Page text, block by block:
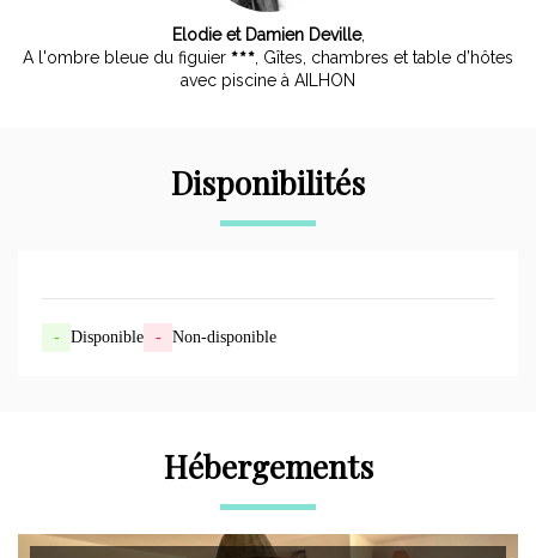
Elodie et Damien Deville,
A l'ombre bleue du figuier
, Gîtes, chambres et table d’hôtes
avec piscine à AILHON
Disponibilités
- Disponible - Non-disponible
Hébergements